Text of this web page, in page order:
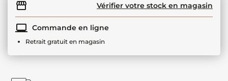
Vérifier votre stock en magasin
Commande en ligne
Retrait gratuit en magasin